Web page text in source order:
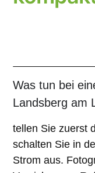
Was tun bei
Landsberg am
tellen Sie zuerst
schalten Sie in
Strom aus.